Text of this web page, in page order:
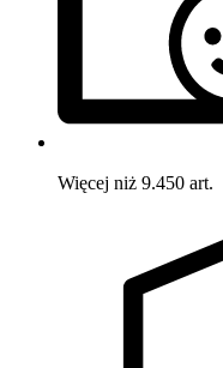
Więcej niż 9.450 art.